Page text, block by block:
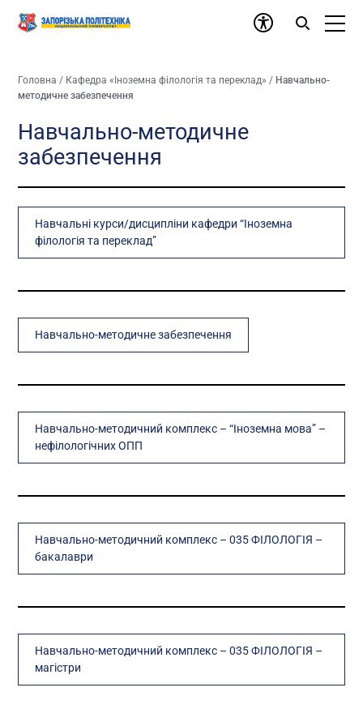
Головна / Кафедра «Іноземна філологія та переклад» / Навчально-
методичне забезпечення
Навчально-методичне
забезпечення
Навчальні курси/дисципліни кафедри “Іноземна
філологія та переклад”
Навчально-методичне забезпечення
Навчально-методичний комплекс – “Іноземна мова” –
нефілологічних ОПП
Навчально-методичний комплекс – 035 ФІЛОЛОГІЯ –
бакалаври
Навчально-методичний комплекс – 035 ФІЛОЛОГІЯ –
магістри